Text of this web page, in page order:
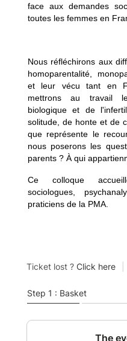
face aux demandes
toutes les femmes en
Nous réfléchirons aux
homoparentalité,
et leur vécu tant en
mettrons au travail
biologique et de
solitude, de honte et de
que représente le
nous poserons les
parents ? À qui
Ce colloque
sociologues,
praticiens de la PMA.